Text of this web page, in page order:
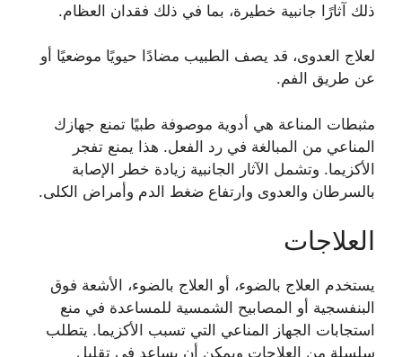
ذلك آثارًا جانبية خطيرة، بما في ذلك فقدان العظام.
لعلاج العدوى، قد يصف الطبيب مضادًا حيويًا موضعيًا أو
عن طريق الفم.
مثبطات المناعة هي أدوية موصوفة طبيًا تمنع جهازك
المناعي من المبالغة في رد الفعل. هذا يمنع تفجر
الأكزيما. وتشمل الآثار الجانبية زيادة خطر الإصابة
بالسرطان والعدوى وارتفاع ضغط الدم وأمراض الكلى.
العلاجات
يستخدم العلاج بالضوء، أو العلاج بالضوء، الأشعة فوق
البنفسجية أو المصابيح الشمسية للمساعدة في منع
استجابات الجهاز المناعي التي تسبب الأكزيما. يتطلب
سلسلة من العلاجات ويمكن أن يساعد في تقليل